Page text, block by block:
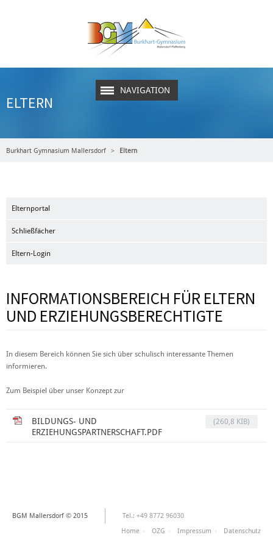
NAVIGATION
ELTERN
Burkhart Gymnasium Mallersdorf Eltern
Elternportal
Schließfächer
Eltern-Login
INFORMATIONSBEREICH FÜR ELTERN
UND ERZIEHUNGSBERECHTIGTE
In diesem Bereich können Sie sich über schulisch interessante Themen
informieren.
Zum Beispiel über unser Konzept zur
BILDUNGS- UND
ERZIEHUNGSPARTNERSCHAFT.PDF
(260,8 KIB)
BGM Mallersdorf © 2015
Tel.: +49 8772 96030
Home
OZG Impressum Datenschutz